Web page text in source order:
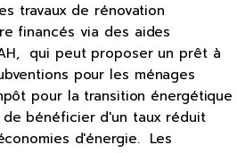
travaux de rénovation
financés via des aides
qui peut proposer un prêt à
pour les ménages
pour la transition énergétique
de bénéficier d'un taux réduit
d'énergie. Les